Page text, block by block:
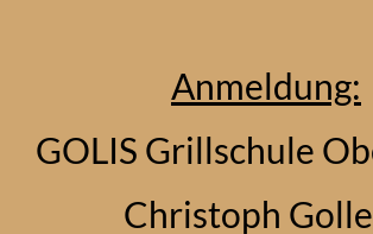
Anmeldung:
GOLIS Grillschule
Christoph